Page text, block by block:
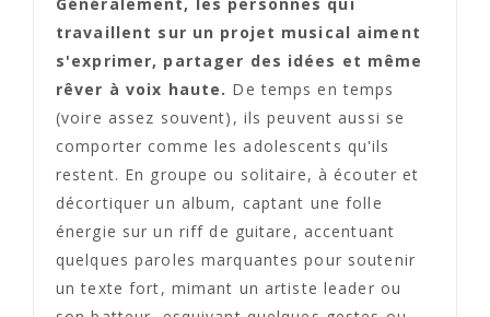
travaillent sur un projet musical aiment
s'exprimer, partager des idées et même
rêver à voix haute. De temps en temps
(voire assez souvent), ils peuvent aussi se
comporter comme les adolescents qu'ils
restent. En groupe ou solitaire, à écouter et
décortiquer un album, captant une folle
énergie sur un riff de guitare, accentuant
quelques paroles marquantes pour soutenir
un texte fort, mimant un artiste leader ou